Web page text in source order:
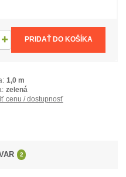
PRIDAŤ DO KOŠÍKA
1,0 m
zelená
cenu / dostupnosť
2